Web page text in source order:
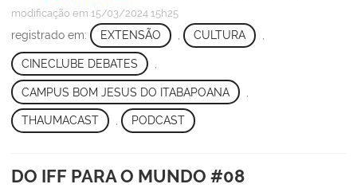
modificação em 15/03/2024 15h25
registrado em: EXTENSÃO , CULTURA ,
CINECLUBE DEBATES
CAMPUS BOM JESUS DO ITABAPOANA
THAUMACAST , PODCAST
DO IFF PARA O MUNDO #08